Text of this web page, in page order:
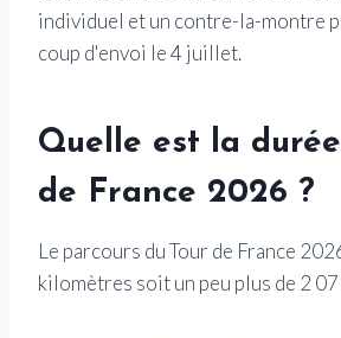
individuel et un contre-la-montre
coup d'envoi le 4 juillet.
Quelle est la
de France 2026 ?
Le parcours du Tour de France
kilomètres soit un peu plus de 2